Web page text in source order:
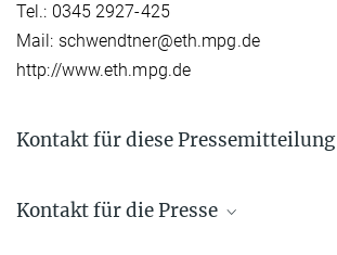
Tel.: 0345 2927-425
Mail: schwendtner@eth.mpg.de
http://www.eth.mpg.de
Kontakt für diese Pressemitteilung
Direktor emeritus
Kontakt für die Presse